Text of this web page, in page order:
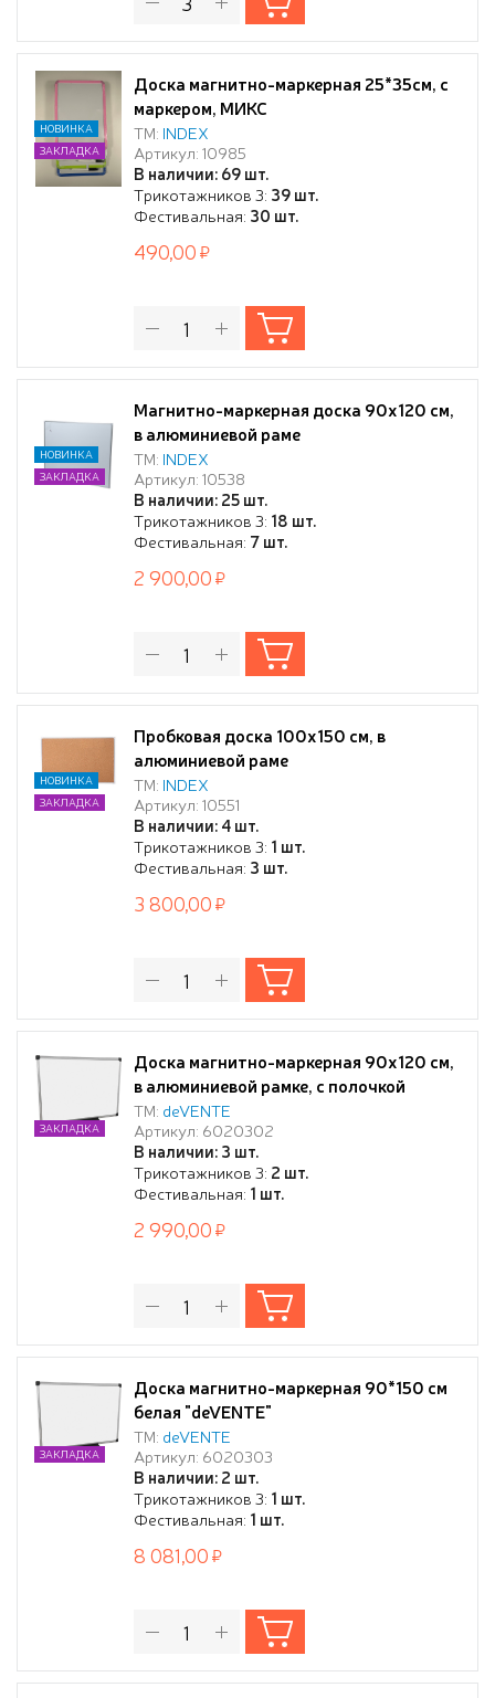
Доска магнитно-маркерная 25*35см, с
маркером, МИКС
ТМ: INDEX
Артикул: 10985
В наличии: 69 шт.
Трикотажников 3: 39 шт.
Фестивальная: 30 шт.
НОВИНКА
ЗАКЛАДКА
490,00
Магнитно-маркерная доска 90x120 см,
в алюминиевой раме
ТМ: INDEX
Артикул: 10538
В наличии: 25 шт.
Трикотажников 3: 18 шт.
Фестивальная: 7 шт.
НОВИНКА
ЗАКЛАДКА
2 900,00
Пробковая доска 100x150 см, в
алюминиевой раме
ТМ: INDEX
Артикул: 10551
В наличии: 4 шт.
Трикотажников 3: 1 шт.
Фестивальная: 3 шт.
НОВИНКА
ЗАКЛАДКА
3 800,00
Доска магнитно-маркерная 90х120 см,
в алюминиевой рамке, с полочкой
ТМ: deVENTE
Артикул: 6020302
В наличии: 3 шт.
Трикотажников 3: 2 шт.
Фестивальная: 1 шт.
ЗАКЛАДКА
2 990,00
Доска магнитно-маркерная 90*150 см
белая "deVENTE"
ТМ: deVENTE
Артикул: 6020303
В наличии: 2 шт.
Трикотажников 3: 1 шт.
Фестивальная: 1 шт.
ЗАКЛАДКА
8 081,00